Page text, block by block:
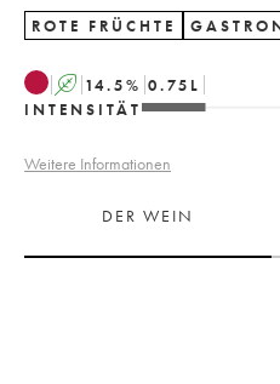
ROTE FRÜCHTE
A 14.5% 0.75 L
INTENSITÄT
Weitere Informationen
DER WEIN